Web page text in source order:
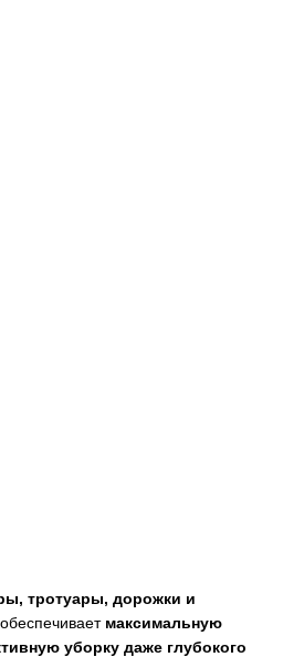
тротуары, дорожки и
максимальную
уборку даже глубокого